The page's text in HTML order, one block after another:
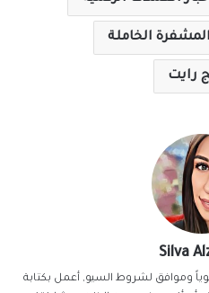
الخاملة
رايت
Silva
وموافق لشروط السيو, أعمل بكتابة